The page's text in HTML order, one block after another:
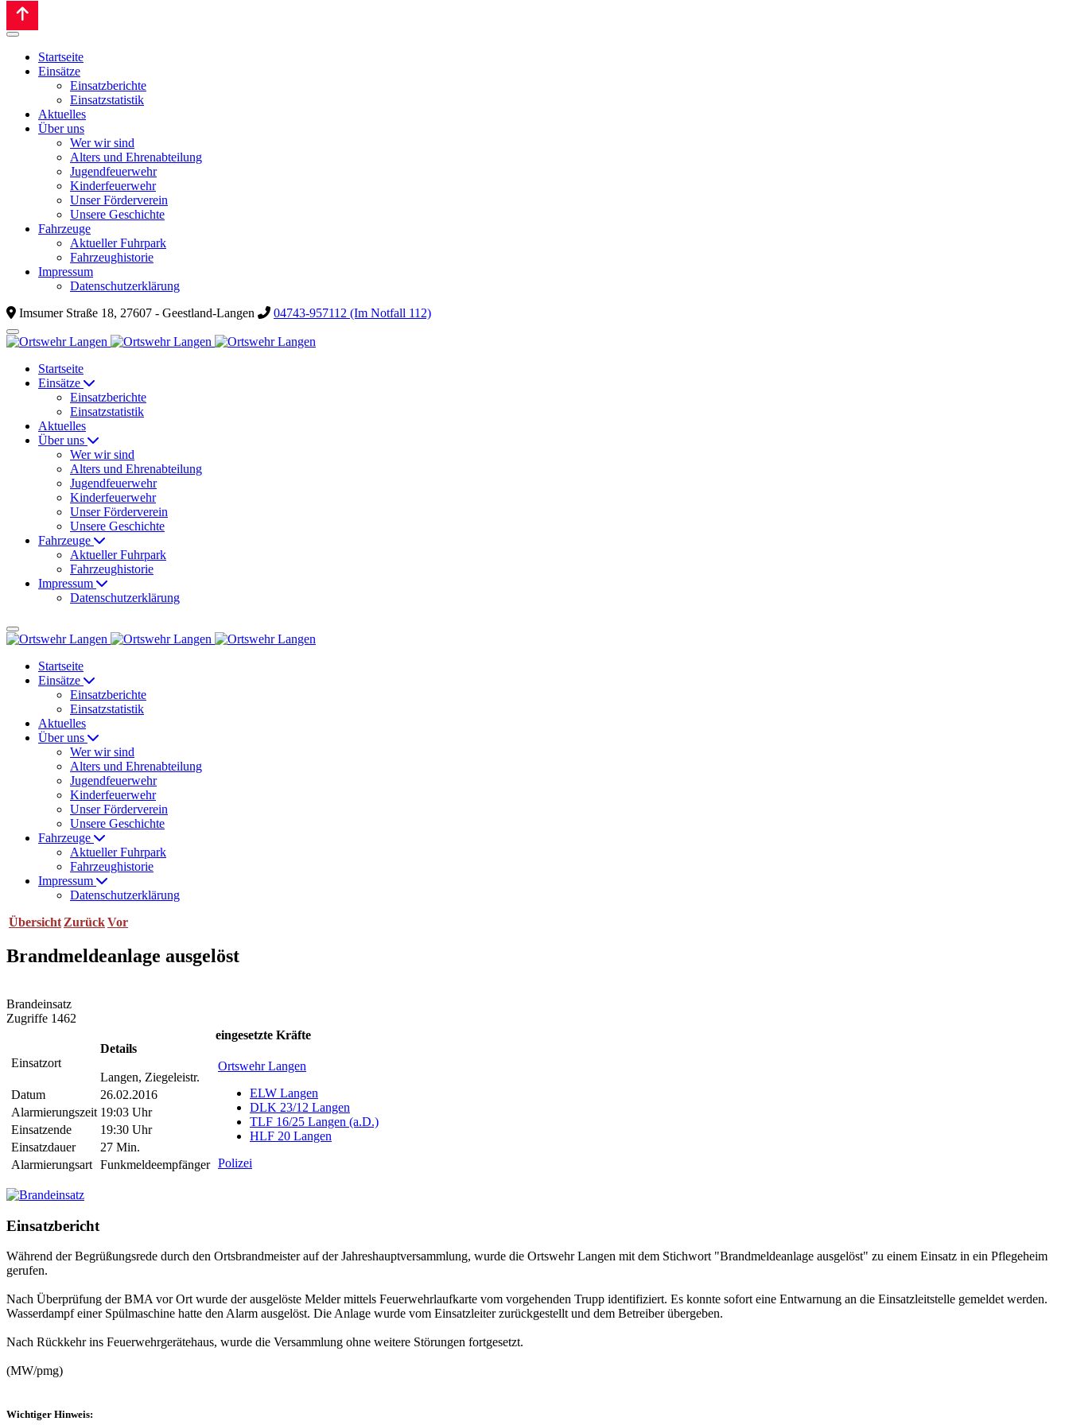
Startseite
Einsätze
Einsatzberichte
Einsatzstatistik
Aktuelles
Über uns
Wer wir sind
Alters und Ehrenabteilung
Jugendfeuerwehr
Kinderfeuerwehr
Unser Förderverein
Unsere Geschichte
Fahrzeuge
Aktueller Fuhrpark
Fahrzeughistorie
Impressum
Datenschutzerklärung
Imsumer Straße 18, 27607 - Geestland-Langen
04743-957112 (Im Notfall 112)
Startseite
Einsätze
Einsatzberichte
Einsatzstatistik
Aktuelles
Über uns
Wer wir sind
Alters und Ehrenabteilung
Jugendfeuerwehr
Kinderfeuerwehr
Unser Förderverein
Unsere Geschichte
Fahrzeuge
Aktueller Fuhrpark
Fahrzeughistorie
Impressum
Datenschutzerklärung
Startseite
Einsätze
Einsatzberichte
Einsatzstatistik
Aktuelles
Über uns
Wer wir sind
Alters und Ehrenabteilung
Jugendfeuerwehr
Kinderfeuerwehr
Unser Förderverein
Unsere Geschichte
Fahrzeuge
Aktueller Fuhrpark
Fahrzeughistorie
Impressum
Datenschutzerklärung
Übersicht ZurückVor
Brandmeldeanlage ausgelöst
Brandeinsatz
Zugriffe 1462
Einsatzort
Details
Langen, Ziegeleistr.
Datum
26.02.2016
Alarmierungszeit 19:03 Uhr
Einsatzende
19:30 Uhr
Einsatzdauer
27 Min.
Alarmierungsart Funkmeldeempfänger
eingesetzte Kräfte
Ortswehr Langen
ELW Langen
DLK 23/12 Langen
TLF 16/25 Langen (a.D.)
HLF 20 Langen
Polizei
Einsatzbericht
Während der Begrüßungsrede durch den Ortsbrandmeister auf der Jahreshauptversammlung, wurde die Ortswehr Langen mit dem Stichwort "Brandmeldeanlage ausgelöst" zu einem Einsatz in ein Pflegeheim
gerufen.
Nach Überprüfung der BMA vor Ort wurde der ausgelöste Melder mittels Feuerwehrlaufkarte vom vorgehenden Trupp identifiziert. Es konnte sofort eine Entwarnung an die Einsatzleitstelle gemeldet werden.
Wasserdampf einer Spülmaschine hatte den Alarm ausgelöst. Die Anlage wurde vom Einsatzleiter zurückgestellt und dem Betreiber übergeben.
Nach Rückkehr ins Feuerwehrgerätehaus, wurde die Versammlung ohne weitere Störungen fortgesetzt.
(MW/pmg)
Wichtiger Hinweis: